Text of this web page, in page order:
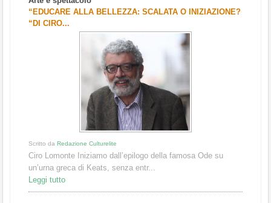
“EDUCARE ALLA BELLEZZA: SCALATA O INIZIAZIONE?
“DI CIRO...
Scritto da Redazione Culturelite
Ciro Lomonte Iniziamo dall’epilogo della famosa Ode su
un’urna greca di Keats, senza entr...
Leggi tutto